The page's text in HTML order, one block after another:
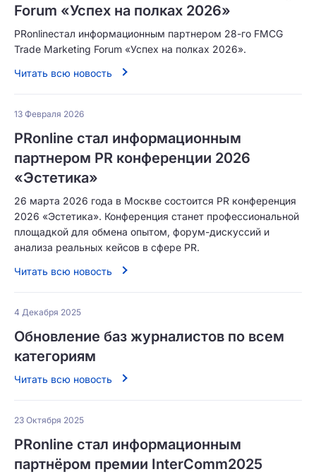
Forum «Успех на полках 2026»
PRonlineстал информационным партнером 28-го FMCG
Trade Marketing Forum «Успех на полках 2026».
Читать всю новость
13 Февраля 2026
PRonline стал информационным
партнером PR конференции 2026
«Эстетика»
26 марта 2026 года в Москве состоится PR конференция
2026 «Эстетика». Конференция станет профессиональной
площадкой для обмена опытом, форум-дискуссий и
анализа реальных кейсов в сфере PR.
Читать всю новость
4 Декабря 2025
Обновление баз журналистов по всем
категориям
Читать всю новость
23 Октября 2025
PRonline стал информационным
партнёром премии InterComm2025